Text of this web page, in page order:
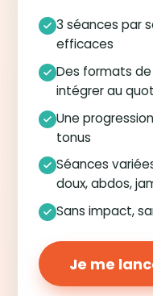
3 séances par
efficaces
Des formats de
intégrer au
Une
tonus
Séances
doux, abdos,
Sans impact,
Je me